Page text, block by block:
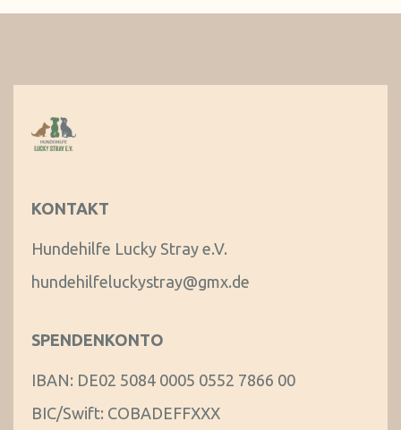
KONTAKT
Hundehilfe Lucky Stray e.V.
hundehilfeluckystray@gmx.de
SPENDENKONTO
IBAN: DE02 5084 0005 0552 7866 00
BIC/Swift: COBADEFFXXX